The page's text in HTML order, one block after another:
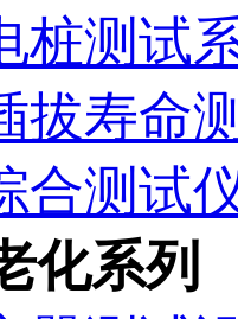
桩测试
拔寿命
合测试
化系列